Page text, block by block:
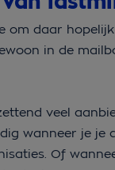
om daar
in de
veel
wanneer je je
Of